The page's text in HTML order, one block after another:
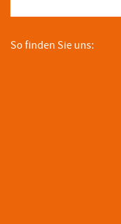
So finden Sie uns: